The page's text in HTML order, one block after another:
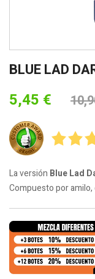
BLUE LAD
5,45 €
La versión Blue Lad
Compuesto por